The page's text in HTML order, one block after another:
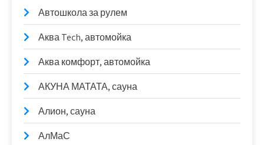
Автошкола за рулем
Аква Tech, автомойка
Аква комфорт, автомойка
АКУНА МАТАТА, сауна
Алион, сауна
АлМаС